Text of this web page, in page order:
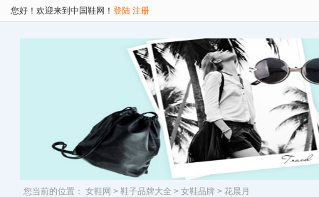
您好！欢迎来到中国鞋网！ 登陆 注册
您当前的位置： 女鞋网 > 鞋子品牌大全 > 女鞋品牌 > 花晨月